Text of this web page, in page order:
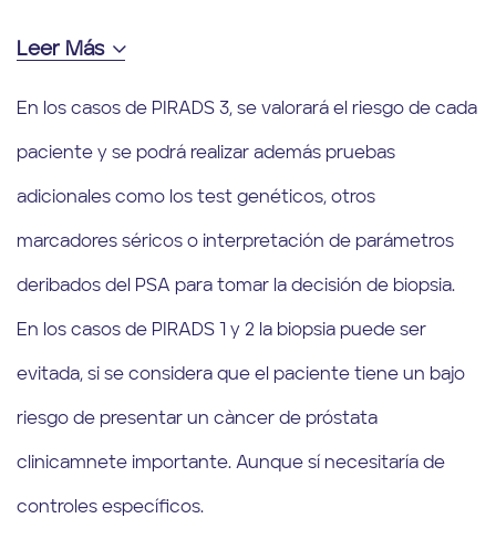
Leer Más
En los casos de PIRADS 3, se valorará el riesgo de cada
paciente y se podrá realizar además pruebas
adicionales como los test genéticos, otros
marcadores séricos o interpretación de parámetros
deribados del PSA para tomar la decisión de biopsia.
En los casos de PIRADS 1 y 2 la biopsia puede ser
evitada, si se considera que el paciente tiene un bajo
riesgo de presentar un càncer de próstata
clinicamnete importante. Aunque sí necesitaría de
controles específicos.